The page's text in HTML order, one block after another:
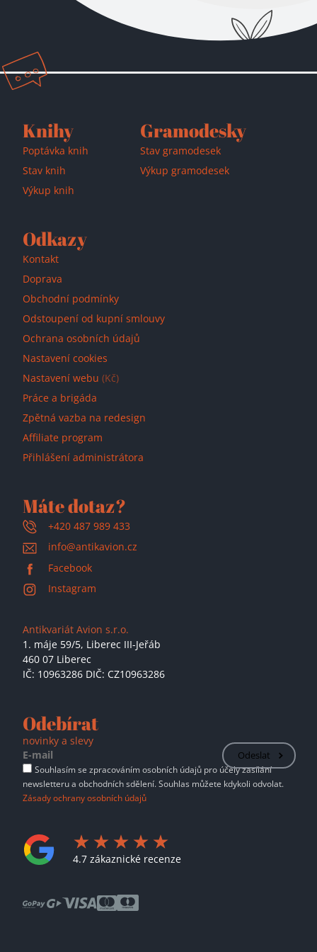
Přidáno do košíku!
Knihy
Poptávka knih
Stav knih
Výkup knih
Gramodesky
Stav gramodesek
Výkup gramodesek
Odkazy
Kontakt
Doprava
Obchodní podmínky
Odstoupení od kupní smlouvy
Ochrana osobních údajů
Nastavení cookies
Nastavení webu (Kč)
Práce a brigáda
Zpětná vazba na redesign
Affiliate program
Přihlášení administrátora
Máte dotaz?
+420 487 989 433
info@antikavion.cz
Facebook
Instagram
Antikvariát Avion s.r.o.
1. máje 59/5, Liberec III-Jeřáb
460 07 Liberec
IČ: 10963286 DIČ: CZ10963286
Odebírat
novinky a slevy
Odeslat
Souhlasím se zpracováním osobních údajů pro účely zasílání
newsletteru a obchodních sdělení. Souhlas můžete kdykoli odvolat.
Zásady ochrany osobních údajů
4.7 zákaznické recenze